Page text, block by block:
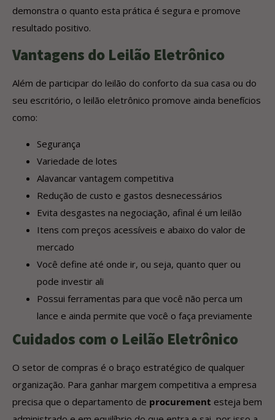
demonstra o quanto esta prática é segura e promove
resultado positivo.
Vantagens do Leilão Eletrônico
Além de participar do leilão do conforto da sua casa ou do
seu escritório, o leilão eletrônico promove ainda benefícios
como:
Segurança
Variedade de lotes
Alavancar vantagem competitiva
Redução de custo e gastos desnecessários
Evita desgastes na negociação, afinal é um leilão
Itens com preços acessíveis e abaixo do valor de
mercado
Você define até onde ir, ou seja, quanto quer ou
pode investir ali
Possui ferramentas para que você não perca um
lance e ainda permite que você o faça previamente
Cuidados com o Leilão Eletrônico
O setor de compras é o braço estratégico de qualquer
organização. Para ganhar margem competitiva a empresa
precisa que o departamento de procurement esteja bem